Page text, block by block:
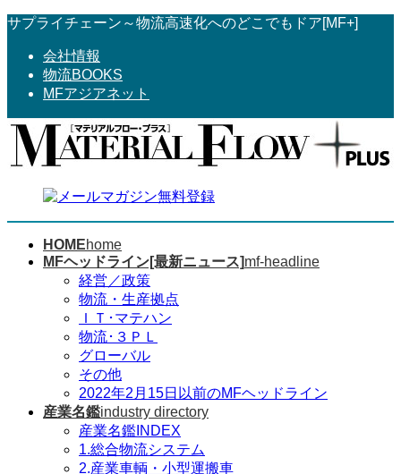
コ
へ
ス
ナ
ョ
ン
サプライチェーン～物流高速化へのどこでもドア[MF+]
会社情報
物流BOOKS
MFアジアネット
HOMEhome
MFヘッドライン[最新ニュース]mf-headline
経営／政策
物流・生産拠点
ＩＴ･マテハン
物流･３ＰＬ
グローバル
その他
2022年2月15日以前のMFヘッドライン
産業名鑑industry directory
産業名鑑INDEX
1.総合物流システム
2.産業車輌・小型運搬車